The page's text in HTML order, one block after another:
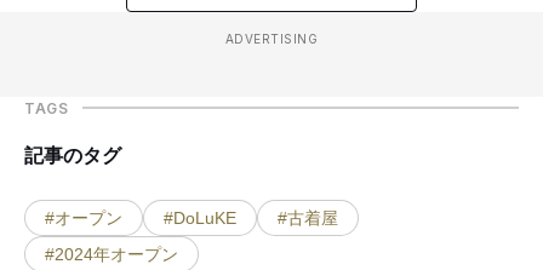
ADVERTISING
TAGS
記事のタグ
#オープン #DoLuKE
#古着屋
#2024年オープン